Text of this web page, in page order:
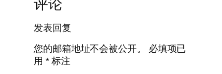
评论
发表回复
您的邮箱地址不会被公开。
必填项已
用 *标注